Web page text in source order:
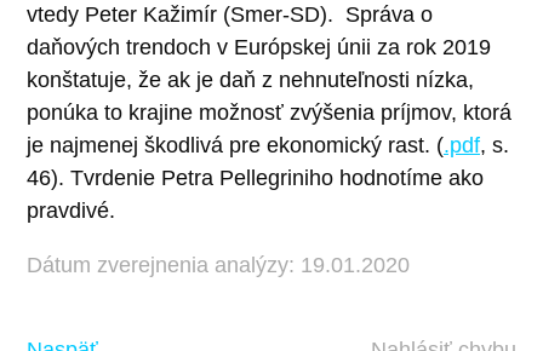
vtedy Peter Kažimír (Smer-SD). Správa o
daňových trendoch v Európskej únii za rok 2019
konštatuje, že ak je daň z nehnuteľnosti nízka,
ponúka to krajine možnosť zvýšenia príjmov, ktorá
je najmenej škodlivá pre ekonomický rast. (.pdf, s.
46). Tvrdenie Petra Pellegriniho hodnotíme ako
pravdivé.
Dátum zverejnenia analýzy: 19.01.2020